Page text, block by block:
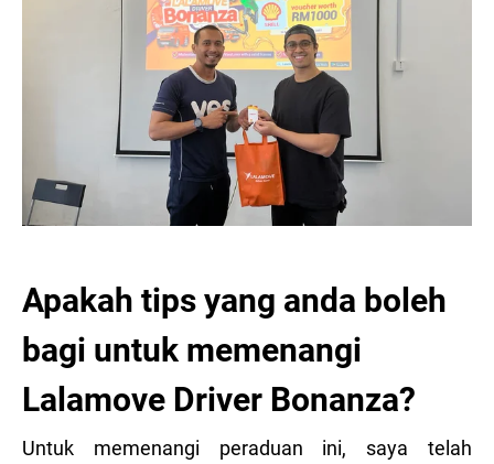
Apakah tips yang anda boleh
bagi untuk memenangi
Lalamove Driver Bonanza?
Untuk memenangi peraduan ini, saya telah